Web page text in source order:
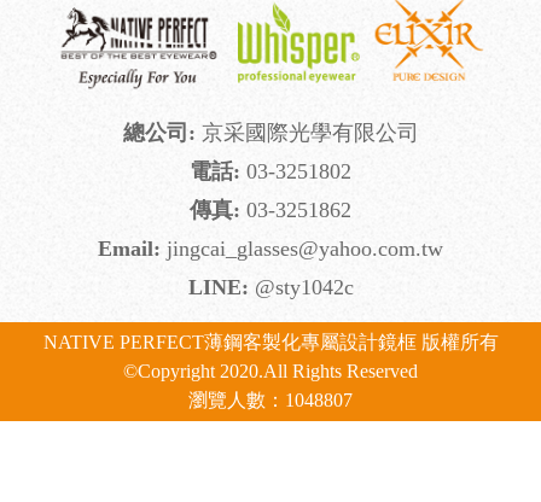
總公司 : 京采國際光學有限公司
電話: 03-3251802
傳真: 03-3251862
Email: jingcai_glasses@yahoo.com.tw
LINE: @sty1042c
NATIVE PERFECT薄鋼客製化專屬設計鏡框 版權所有
©Copyright 2020.All Rights Reserved
瀏覽人數：1048807